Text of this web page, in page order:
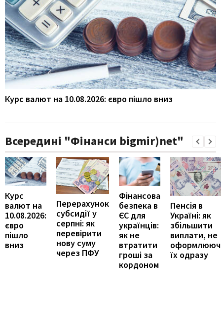
Курс валют на 10.08.2026: євро пішло вниз
Всередині "Фінанси bigmir)net"
Курс
валют на
10.08.2026:
євро
пішло
вниз
Перерахунок
субсидії у
серпні: як
перевірити
нову суму
через ПФУ
Фінансова
безпека в
ЄС для
українців:
як не
втратити
гроші за
кордоном
Пенсія в
Україні: як
збільшити
виплати, не
їх одразу